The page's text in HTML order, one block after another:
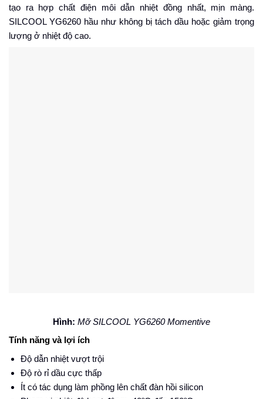
tạo ra hợp chất điện môi dẫn nhiệt đồng nhất, mịn màng.
SILCOOL YG6260 hầu như không bị tách dầu hoặc giảm trọng
lượng ở nhiệt độ cao.
Hình: Mỡ SILCOOL YG6260 Momentive
Tính năng và lợi ích
Độ dẫn nhiệt vượt trội
Độ rò rỉ dầu cực thấp
Ít có tác dụng làm phồng lên chất đàn hồi silicon